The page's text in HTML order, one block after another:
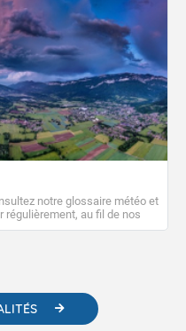
notre glossaire météo et
au fil de nos
des liens utiles vers nos